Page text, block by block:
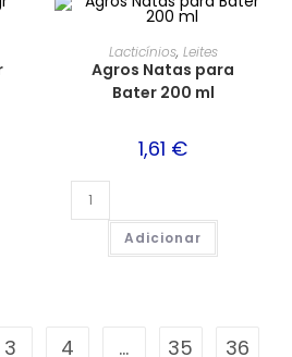
Lacticínios, Leites
Agros Natas para
Bater 200 ml
1,61 €
Adicionar
3 4 … 35 36